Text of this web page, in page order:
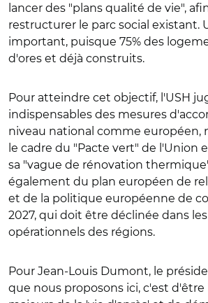
lancer des "plans qualité de vie",
restructurer le parc social existant.
important, puisque 75% des
d'ores et déjà construits.
Pour atteindre cet objectif, l'USH
indispensables des mesures
niveau national comme européen,
le cadre du "Pacte vert" de l'Union
sa "vague de rénovation
également du plan européen de
et de la politique européenne de
2027, qui doit être déclinée dans
opérationnels des régions.
Pour Jean-Louis Dumont, le
que nous proposons ici, c'est